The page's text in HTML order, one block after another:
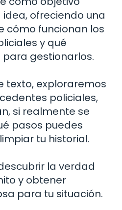
ofreciendo una
cómo funcionan los
y qué
gestionarlos.
texto, exploraremos
policiales,
si realmente se
pasos puedes
tu historial.
la verdad
y obtener
para tu situación.